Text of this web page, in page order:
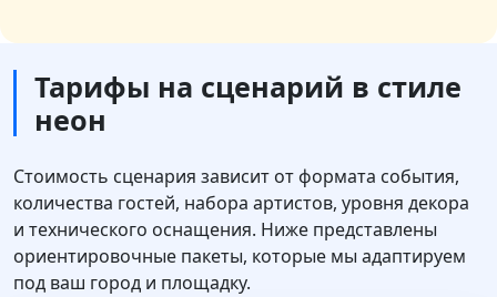
Тарифы на сценарий в стиле
неон
Стоимость сценария зависит от формата события,
количества гостей, набора артистов, уровня декора
и технического оснащения. Ниже представлены
ориентировочные пакеты, которые мы адаптируем
под ваш город и площадку.